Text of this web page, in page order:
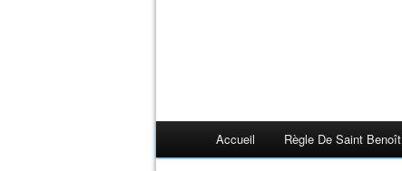
Accueil Règle De Saint Benoît